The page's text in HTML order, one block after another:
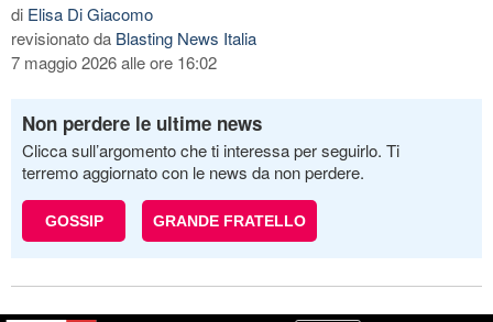
di Elisa Di Giacomo
revisionato da Blasting News Italia
7 maggio 2026 alle ore 16:02
Non perdere le ultime news
Clicca sull’argomento che ti interessa per seguirlo. Ti
terremo aggiornato con le news da non perdere.
GOSSIP GRANDE FRATELLO